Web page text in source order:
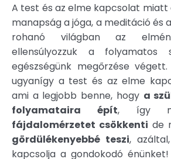
A test és az elme kapcsolat miatt
manapság a jóga, a meditáció és
rohanó világban az
ellensúlyozzuk a
egészségünk megőrzése
ugyanígy a test és az elme
ami a legjobb benne, hogy a
folyamataira épít, így
fájdalomérzetet csökkenti de
gördülékenyebbé teszi,
kapcsolja a gondokodó énünket!